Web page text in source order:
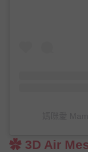
✿ 3D Air